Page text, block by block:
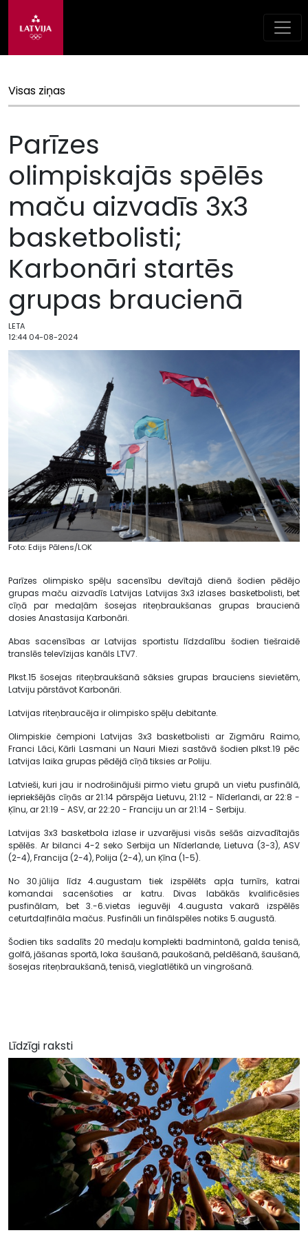
Visas ziņas
Parīzes
olimpiskajās spēlēs
maču aizvadīs 3x3
basketbolisti;
Karbonāri startēs
grupas braucienā
LETA
12:44 04-08-2024
Foto: Edijs Pālens/LOK
Parīzes olimpisko spēļu sacensību devītajā dienā šodien pēdējo
grupas maču aizvadīs Latvijas Latvijas 3x3 izlases basketbolisti, bet
cīņā par medaļām šosejas riteņbraukšanas grupas braucienā
dosies Anastasija Karbonāri.
Abas sacensības ar Latvijas sportistu līdzdalību šodien tiešraidē
translēs televīzijas kanāls LTV7.
Plkst.15 šosejas riteņbraukšanā sāksies grupas brauciens sievietēm,
Latviju pārstāvot Karbonāri.
Latvijas riteņbraucēja ir olimpisko spēļu debitante.
Olimpiskie čempioni Latvijas 3x3 basketbolisti ar Zigmāru Raimo,
Franci Lāci, Kārli Lasmani un Nauri Miezi sastāvā šodien plkst.19 pēc
Latvijas laika grupas pēdējā cīņā tiksies ar Poliju.
Latvieši, kuri jau ir nodrošinājuši pirmo vietu grupā un vietu pusfinālā,
iepriekšējās cīņās ar 21:14 pārspēja Lietuvu, 21:12 - Nīderlandi, ar 22:8 -
Ķīnu, ar 21:19 - ASV, ar 22:20 - Franciju un ar 21:14 - Serbiju.
Latvijas 3x3 basketbola izlase ir uzvarējusi visās sešās aizvadītajās
spēlēs. Ar bilanci 4-2 seko Serbija un Nīderlande, Lietuva (3-3), ASV
(2-4), Francija (2-4), Polija (2-4), un Ķīna (1-5).
No 30.jūlija līdz 4.augustam tiek izspēlēts apļa turnīrs, katrai
komandai sacenšoties ar katru. Divas labākās kvalificēsies
pusfinālam, bet 3.-6.vietas ieguvēji 4.augusta vakarā izspēlēs
ceturtdaļfināla mačus. Pusfināli un finālspēles notiks 5.augustā.
Šodien tiks sadalīts 20 medaļu komplekti badmintonā, galda tenisā,
golfā, jāšanas sportā, loka šaušanā, paukošanā, peldēšanā, šaušanā,
šosejas riteņbraukšanā, tenisā, vieglatlētikā un vingrošanā.
Līdzīgi raksti